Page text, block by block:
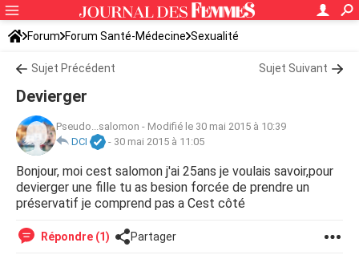
Forum Forum Santé-Médecine Sexualité
Sujet Précédent Sujet Suivant
Devierger
Pseudo...salomon - Modifié le 30 mai 2015 à 10:39
DCI
- 30 mai 2015 à 11:05
Bonjour, moi cest salomon j'ai 25ans je voulais savoir,pour
devierger une fille tu as besion forcée de prendre un
préservatif je comprend pas a Cest côté
Répondre (1) Partager